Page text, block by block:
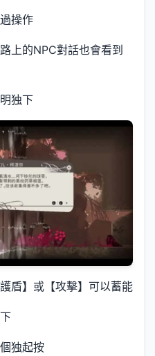
操作
上的NPC對話也會看到
独下
盾】或【攻擊】可以蓄能
独起按